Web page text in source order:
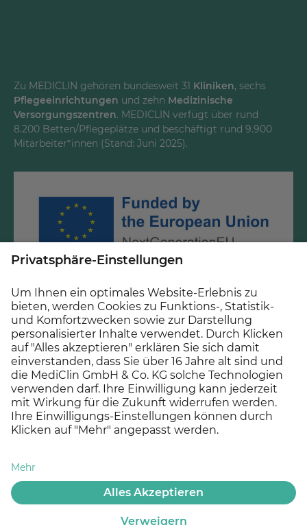
Youtube
LinkedInd
Zu MEDICLIN gehören bundesweit 31 Kliniken, sechs
Pflegeeinrichtungen und zehn Medizinische
Versorgungszentren. MEDICLIN verfügt über rund
8.200 Betten/Pflegeplätze und beschäftigt rund 9.900
Mitarbeiter*innen (Stand: Juni 2025).
beim Bundesamt für Soziale Sicherung und des Landes
Baden-Württemberg.
© 2026 MEDICLIN AG, Offenburg - Ein Unternehmen der
Asklepios Gruppe
Datenschutz